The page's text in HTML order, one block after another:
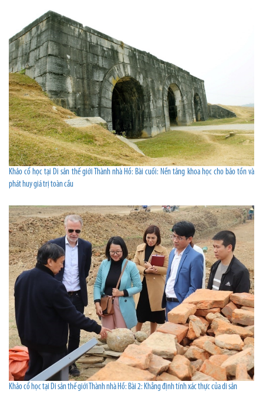
Khảo cổ học tại Di sản thế giới Thành nhà Hồ: Bài cuối: Nền tảng khoa học cho bảo tồn và
phát huy giá trị toàn cầu
Khảo cổ học tại Di sản thế giới Thành nhà Hồ: Bài 2: Khẳng định tính xác thực của di sản